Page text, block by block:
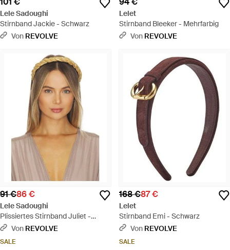
Lele Sadoughi
Stirnband Jackie - Schwarz
Von REVOLVE
Lelet
Stirnband Bleeker - Mehrfarbig
Von REVOLVE
91 €86 €
Lele Sadoughi
Plissiertes Stirnband Juliet -
Natur
Von REVOLVE
SALE
168 €87 €
Lelet
Stirnband Emi - Schwarz
Von REVOLVE
SALE